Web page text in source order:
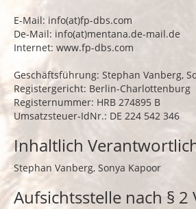
E-Mail: info(at)fp-dbs.com
De-Mail: info(at)mentana.de-mail.de
Internet: www.fp-dbs.com
Geschäftsführung: Stephan Vanberg,
Registergericht: Berlin-Charlottenburg
Registernummer: HRB 274895 B
Umsatzsteuer-IdNr.: DE 224 542 346
Inhaltlich
Stephan Vanberg, Sonya Kapoor
Aufsichtsstelle nach § 2